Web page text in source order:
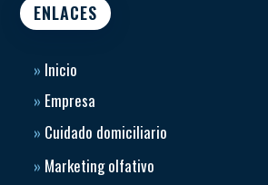
ENLACES
» Inicio
» Empresa
» Cuidado domiciliario
» Marketing olfativo